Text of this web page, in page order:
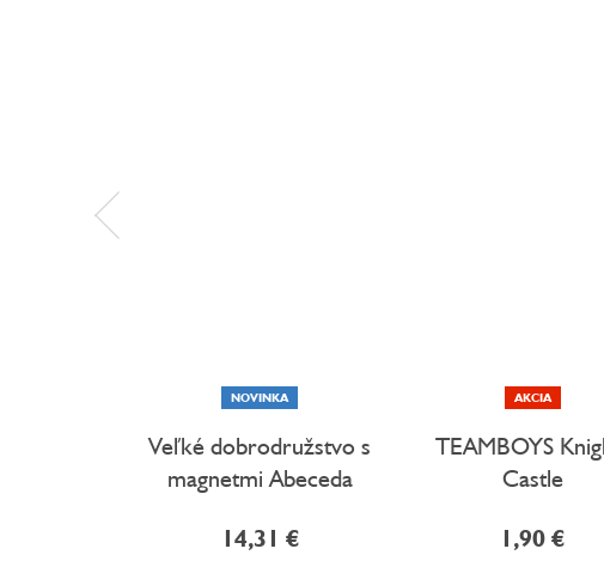
NOVINKA
Veľké dobrodružstvo s
magnetmi Abeceda
14,31 €
AKCIA
TEAMBOYS
Castle
1,90 €